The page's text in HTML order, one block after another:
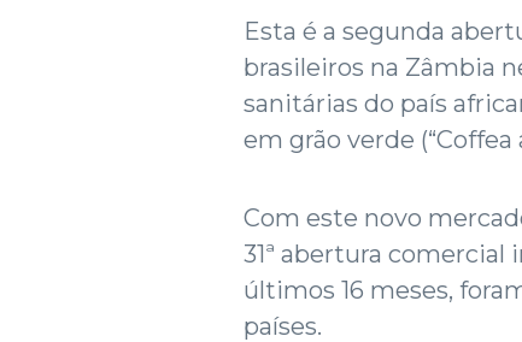
Esta é a segunda
brasileiros na Zâmbia
sanitárias do país
em grão verde (“Coffea
Com este novo
31ª abertura comercial
últimos 16 meses,
países.